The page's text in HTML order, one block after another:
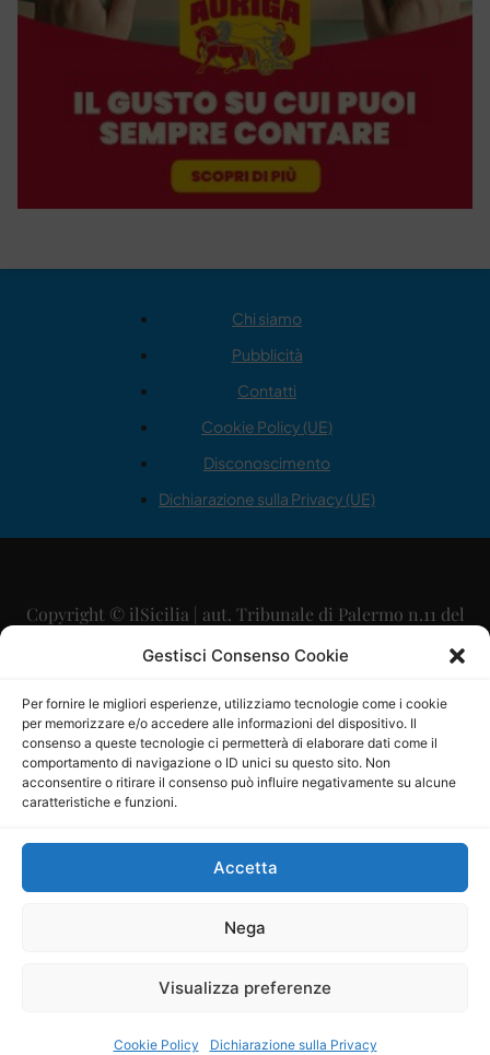
Gestisci Consenso Cookie
Per fornire le migliori esperienze, utilizziamo tecnologie come i cookie
per memorizzare e/o accedere alle informazioni del dispositivo. Il
consenso a queste tecnologie ci permetterà di elaborare dati come il
comportamento di navigazione o ID unici su questo sito. Non
acconsentire o ritirare il consenso può influire negativamente su alcune
caratteristiche e funzioni.
Accetta
Nega
Visualizza preferenze
Cookie Policy Dichiarazione sulla Privacy
Chi siamo
Pubblicità
Contatti
Cookie Policy (UE)
Disconoscimento
Dichiarazione sulla Privacy (UE)
Copyright © ilSicilia | aut. Tribunale di Palermo n.11 del
29/09/2015
Direttore Editoriale: Maurizio Scaglione
Direttore Responsabile: Maria Calabrese
P.IVA: 06334930820
Mercurio Comunicazione Società Cooperativa a r.l. è
iscritta al Registro degli Operatori di Comunicazione al
Sito gestito daLa Digitale srl–info@ladigitale.it